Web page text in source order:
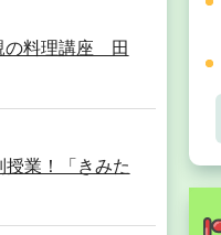
の料理講座 田
業！「きみた